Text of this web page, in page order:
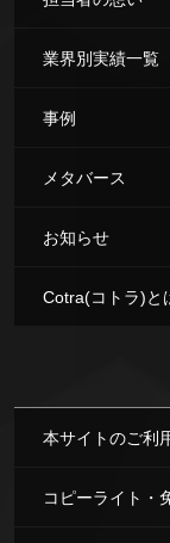
業界別実績一覧
事例
メタバース
お知らせ
Cotra(コトラ)と
本サイトのご利
コピーライト・